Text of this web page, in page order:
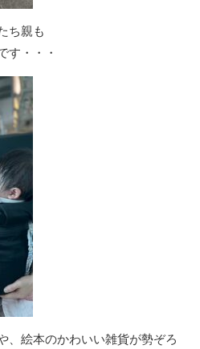
ち親も
す・・・
、絵本のかわいい雑貨が勢ぞろ